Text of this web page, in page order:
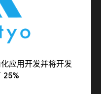
应用开发并将开发
25%